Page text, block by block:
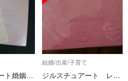
ジルスチュアート婚姻届＆ピンクの婚姻届
結婚/出産/子育て
ジルスチュアート レザー調マルチポシエット